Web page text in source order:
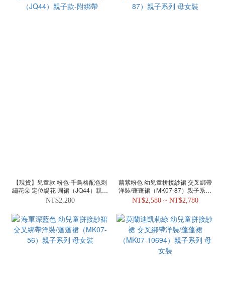
【現貨】兒童款 粉色-千鳥格配色刺
繡花朵 定位緹花 圓裙（JQ44）親子
款-附綁帶
NT$2,280
藕紫粉色 幼兒童拼接紗裙 交叉綁帶
洋裝/蓬蓬裙（MK07-87）親子系列
母女裝
NT$2,580 ~ NT$2,780